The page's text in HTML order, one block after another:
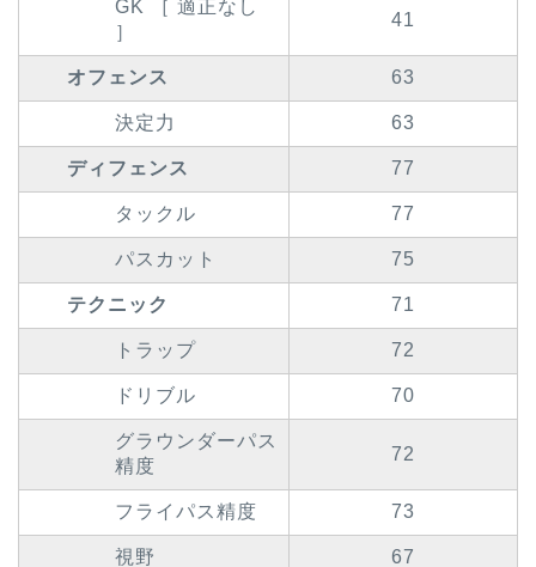
GK ［ 適正なし
］
41
オフェンス 63
決定力 63
ディフェンス 77
タックル 77
パスカット 75
テクニック 71
トラップ 72
ドリブル 70
グラウンダーパス
精度
72
フライパス精度 73
視野 67